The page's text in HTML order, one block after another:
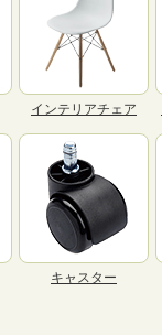
インテリアチェア
キャスター